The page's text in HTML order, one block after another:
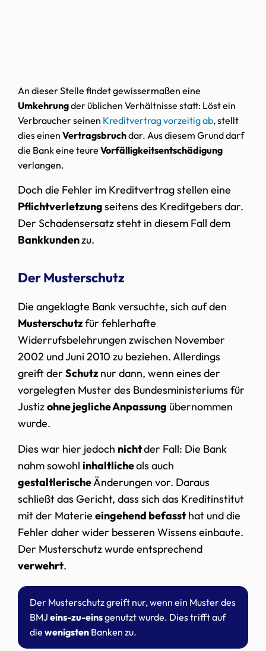
An dieser Stelle findet gewissermaßen eine
Umkehrungder üblichen Verhältnisse statt: Löst ein
Verbraucher seinen Kreditvertrag vorzeitig ab, stellt
dies einen Vertragsbruchdar. Aus diesem Grund darf
die Bank eine teure Vorfälligkeitsentschädigung
verlangen.
Doch die Fehler im Kreditvertrag stellen eine
Pflichtverletzungseitens des Kreditgebers dar.
Der Schadensersatz steht in diesem Fall dem
Bankkundenzu.
Der Musterschutz
Die angeklagte Bank versuchte, sich auf den
Musterschutzfür fehlerhafte
Widerrufsbelehrungen zwischen November
2002 und Juni 2010 zu beziehen. Allerdings
greift der Schutznur dann, wenn eines der
vorgelegten Muster des Bundesministeriums für
Justizohne jegliche Anpassung übernommen
wurde.
Dies war hier jedoch nichtder Fall: Die Bank
nahm sowohl inhaltlicheals auch
gestaltlerischeÄnderungen vor. Daraus
schließt das Gericht, dass sich das Kreditinstitut
mit der Materie eingehend befasst hat und die
Fehler daher wider besseren Wissens einbaute.
Der Musterschutz wurde entsprechend
verwehrt.
Der Musterschutz greift nur, wenn ein Muster des
BMJ eins-zu-einsgenutzt wurde. Dies trifft auf
die wenigsten Banken zu.